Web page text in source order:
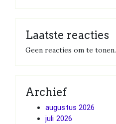
Laatste reacties
Geen reacties om te tonen.
Archief
augustus 2026
juli 2026